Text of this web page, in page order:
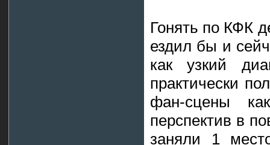
Гонять по КФК
ездил бы и
как узкий
практически
фан-сцены
перспектив в
заняли 1